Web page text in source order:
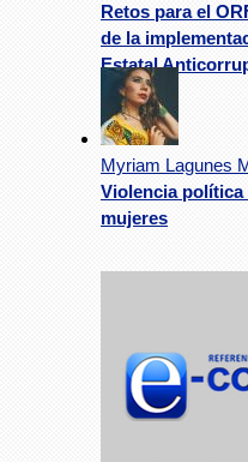
Retos para el
de la
Estatal
Myriam Lagunes
Violencia política
mujeres